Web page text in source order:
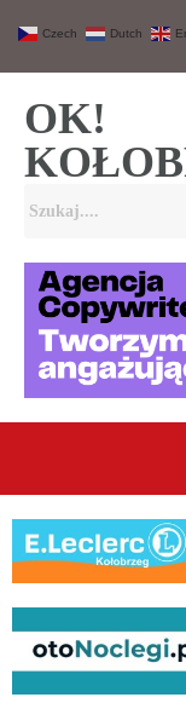
OK!
Czech Dutch